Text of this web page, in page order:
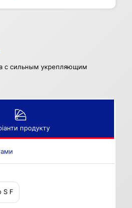
с сильным укрепляющим
продукту
S F